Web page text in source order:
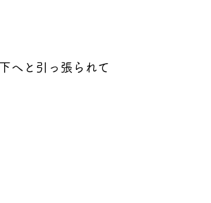
へと引っ張られて